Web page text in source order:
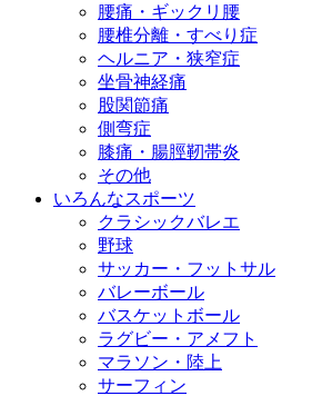
腰痛・ギックリ腰
腰椎分離・すべり症
ヘルニア・狭窄症
坐骨神経痛
股関節痛
側弯症
膝痛・腸脛靭帯炎
その他
いろんなスポーツ
クラシックバレエ
野球
サッカー・フットサル
バレーボール
バスケットボール
ラグビー・アメフト
マラソン・陸上
サーフィン